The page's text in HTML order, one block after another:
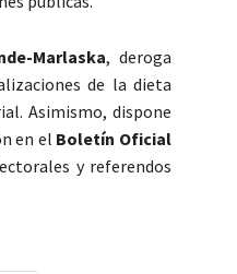
Marlaska, deroga
de la dieta
Asimismo, dispone
en el Boletín Oficial
y referendos